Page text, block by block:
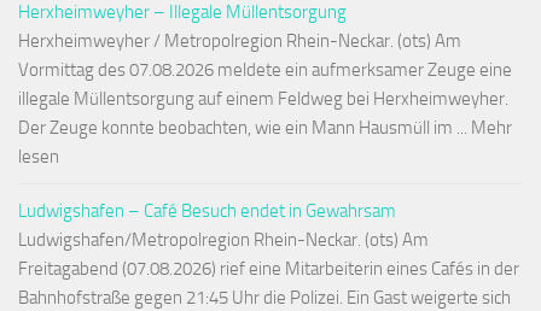
Herxheimweyher – Illegale Müllentsorgung
Herxheimweyher / Metropolregion Rhein-Neckar. (ots) Am
Vormittag des 07.08.2026 meldete ein aufmerksamer Zeuge eine
illegale Müllentsorgung auf einem Feldweg bei Herxheimweyher.
Der Zeuge konnte beobachten, wie ein Mann Hausmüll im ... Mehr
lesen
Ludwigshafen – Café Besuch endet in Gewahrsam
Ludwigshafen/Metropolregion Rhein-Neckar. (ots) Am
Freitagabend (07.08.2026) rief eine Mitarbeiterin eines Cafés in der
Bahnhofstraße gegen 21:45 Uhr die Polizei. Ein Gast weigerte sich